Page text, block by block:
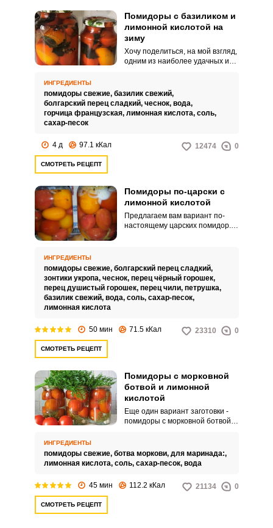
Помидоры с базиликом и
лимонной кислотой на
зиму
Хочу поделиться, на мой взгляд,
одним из наиболее удачных и
лимонной кислотой на зиму.
Закуска из помидоров
получается со
ИНГРЕДИЕНТЫ
помидоры свежие, базилик свежий,
болгарский перец сладкий, чеснок, вода,
горчица французская, лимонная кислота, соль,
сахар-песок
4 д 97.1 кКал 12474 0
СМОТРЕТЬ РЕЦЕПТ
Помидоры по-царски с
лимонной кислотой
Предлагаем вам вариант по-
настоящему царских помидор.
помидоры двух цветов: желтого
и красного, болгарский перец,
свежая зелень и большое
количество специй.
ИНГРЕДИЕНТЫ
помидоры свежие, болгарский перец сладкий,
зонтики укропа, чеснок, перец чёрный горошек,
перец душистый горошек, перец чили, петрушка,
базилик свежий, вода, соль, сахар-песок,
лимонная кислота
50 мин 71.5 кКал 23310 0
СМОТРЕТЬ РЕЦЕПТ
Помидоры с морковной
ботвой и лимонной
кислотой
Еще один вариант заготовки -
помидоры с морковной ботвой и
приятный терпкий аромат
зелени, а лимонная кислота
консервантом, который
идеально заменит уксус, запах и
ИНГРЕДИЕНТЫ
помидоры свежие, ботва моркови, для маринада:,
лимонная кислота, соль, сахар-песок, вода
45 мин 112.2 кКал 21134 0
СМОТРЕТЬ РЕЦЕПТ